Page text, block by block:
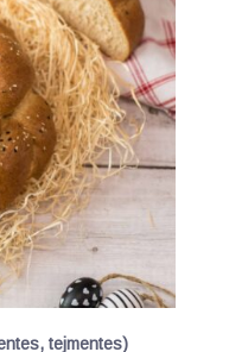
tejmentes)